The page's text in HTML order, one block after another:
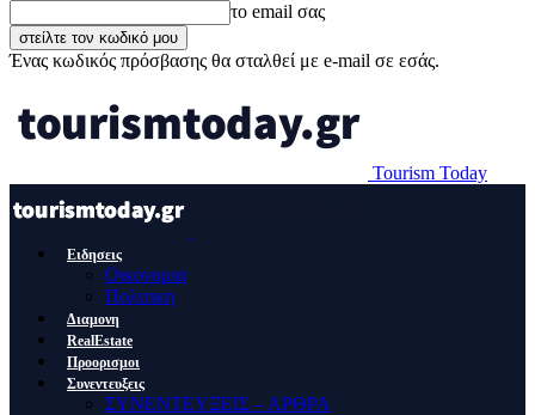
το email σας
Ένας κωδικός πρόσβασης θα σταλθεί με e-mail σε εσάς.
Tourism Today
Ειδησεις
Οικονομια
Πολιτικη
Διαμονη
RealEstate
Προορισμοι
Συνεντευξεις
ΣΥΝΕΝΤΕΥΞΕΙΣ – ΑΡΘΡΑ